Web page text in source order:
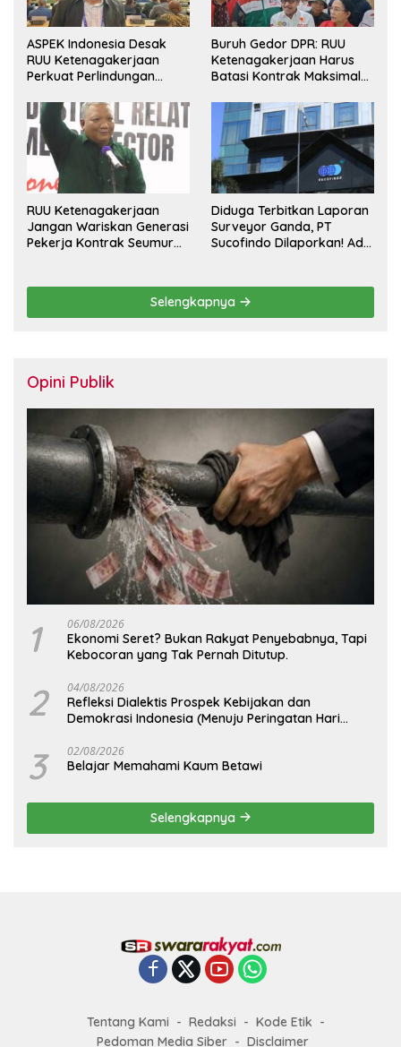
ASPEK Indonesia Desak
RUU Ketenagakerjaan
Perkuat Perlindungan
Pesangon
Buruh Gedor DPR: RUU
Ketenagakerjaan Harus
Batasi Kontrak Maksimal
Berbasis KHL
RUU Ketenagakerjaan
Jangan Wariskan Generasi
Pekerja Kontrak Seumur
Diduga Terbitkan Laporan
Surveyor Ganda, PT
Sucofindo Dilaporkan! Ada
Selengkapnya
Opini Publik
1 06/08/2026
Ekonomi Seret? Bukan Rakyat Penyebabnya, Tapi
Kebocoran yang Tak Pernah Ditutup.
2 04/08/2026
Refleksi Dialektis Prospek Kebijakan dan
Demokrasi Indonesia (Menuju Peringatan Hari
3 02/08/2026
Belajar Memahami Kaum Betawi
Selengkapnya
Tentang Kami Redaksi
Kode Etik
Pedoman Media Siber
Disclaimer